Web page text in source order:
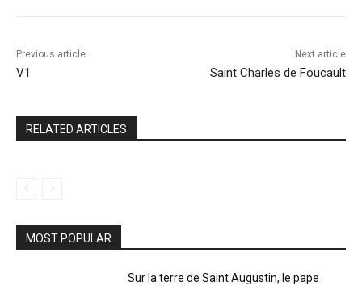
Previous article
V1
Next article
Saint Charles de Foucault
RELATED ARTICLES
MOST POPULAR
Sur la terre de Saint Augustin, le pape